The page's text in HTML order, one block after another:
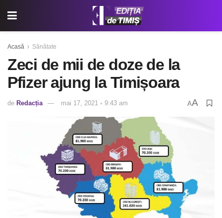
Acasă Sănătate
Zeci de mii de doze de la
Pfizer ajung la Timișoara
de Redacția mai 17, 2021 ◦ 9:43 am AA